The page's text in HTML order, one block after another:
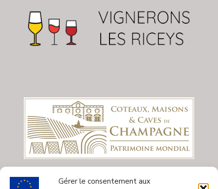
Gérer le consentement aux